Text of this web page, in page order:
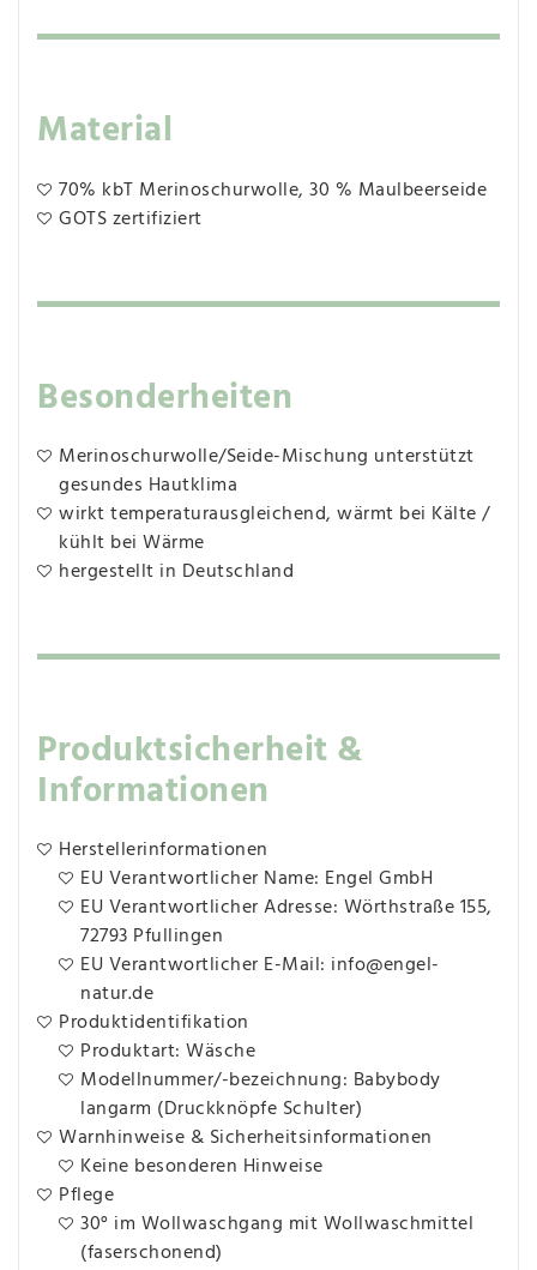
Material
70% kbT Merinoschurwolle, 30 % Maulbeerseide
GOTS zertifiziert
Besonderheiten
Merinoschurwolle/Seide-Mischung unterstützt
gesundes Hautklima
wirkt temperaturausgleichend, wärmt bei Kälte /
kühlt bei Wärme
hergestellt in Deutschland
Produktsicherheit &
Informationen
Herstellerinformationen
EU Verantwortlicher Name: Engel GmbH
EU Verantwortlicher Adresse: Wörthstraße 155,
72793 Pfullingen
EU Verantwortlicher E-Mail: info@engel-
natur.de
Produktidentifikation
Produktart: Wäsche
Modellnummer/-bezeichnung: Babybody
langarm (Druckknöpfe Schulter)
Warnhinweise & Sicherheitsinformationen
Keine besonderen Hinweise
Pflege
30° im Wollwaschgang mit Wollwaschmittel
(faserschonend)